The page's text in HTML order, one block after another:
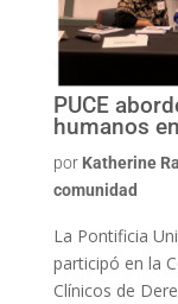
PUCE
humanos
por Katherine
comunidad
La Pontificia
participó en la
Clínicos de